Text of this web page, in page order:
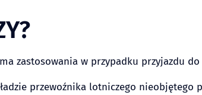
zastosowania w przypadku przyjazdu
przewoźnika lotniczego nieobjętego